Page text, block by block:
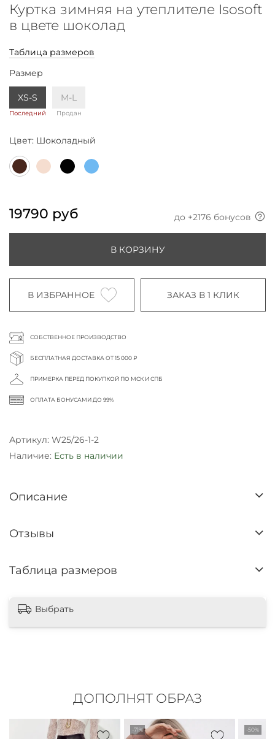
Куртка зимняя на утеплителе Isosoft
в цвете шоколад
Таблица размеров
Размер
XS-S
Последний
M-L
Продан
Цвет: Шоколадный
19790 руб до +2176 бонусов
В КОРЗИНУ
В ИЗБРАННОЕ ЗАКАЗ В 1 КЛИК
СОБСТВЕННОЕ ПРОИЗВОДСТВО
БЕСПЛАТНАЯ ДОСТАВКА ОТ 15 000 ₽
ПРИМЕРКА ПЕРЕД ПОКУПКОЙ ПО МСК И СПБ
ОПЛАТА БОНУСАМИ ДО 99%
Артикул: W25/26-1-2
Наличие: Есть в наличии
Описание
Отзывы
Таблица размеров
Выбрать
ДОПОЛНЯТ ОБРАЗ
-71% -50%